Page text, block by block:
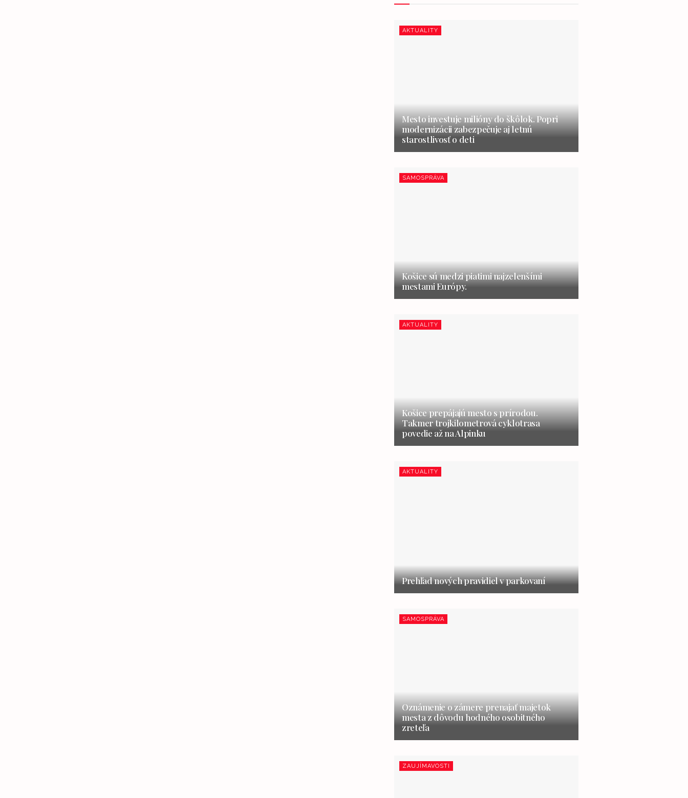
AKTUALITY
Mesto investuje milióny do škôlok. Popri
modernizácii zabezpečuje aj letnú
starostlivosť o deti
SAMOSPRÁVA
Košice sú medzi piatimi najzelenšími
mestami Európy.
AKTUALITY
Košice prepájajú mesto s prírodou.
Takmer trojkilometrová cyklotrasa
povedie až na Alpinku
AKTUALITY
Prehľad nových pravidiel v parkovaní
SAMOSPRÁVA
Oznámenie o zámere prenajať majetok
mesta z dôvodu hodného osobitného
zreteľa
ZAUJÍMAVOSTI